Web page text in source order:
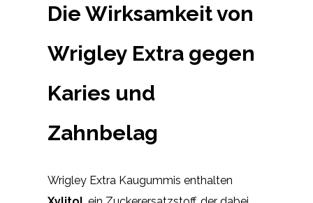
Die Wirksamkeit von
Wrigley Extra gegen
Karies und
Zahnbelag
Wrigley Extra Kaugummis enthalten